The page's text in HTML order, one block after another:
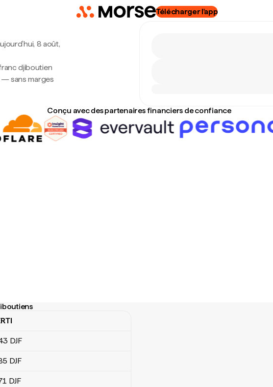
Télécharger l'app
8 août,
djiboutien
— sans marges
Conçu avec des partenaires financiers de confiance
DJF
DJF
DJF